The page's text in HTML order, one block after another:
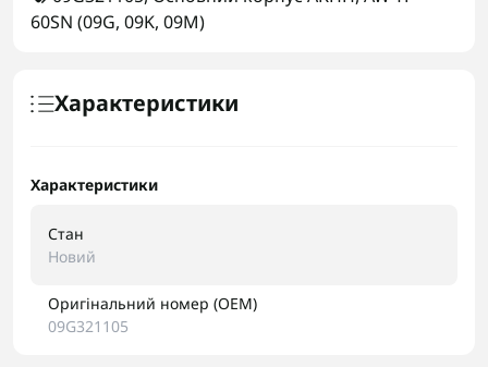
60SN (09G, 09K, 09M)
Характеристики
Характеристики
Стан
Новий
Оригінальний номер (OEM)
09G321105